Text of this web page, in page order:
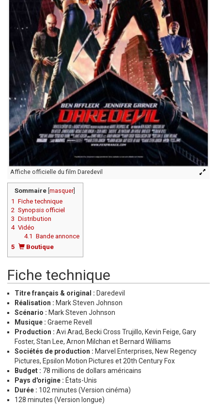
Affiche officielle du film Daredevil
Sommaire[ masquer]
1 Fiche technique
2 Synopsis officiel
3 Distribution
4 Vidéo
4.1 Bande annonce
5
Boutique
Fiche technique
Titre français & original : Daredevil
Réalisation : Mark Steven Johnson
Scénario : Mark Steven Johnson
Musique : Graeme Revell
Production : Avi Arad, Becki Cross Trujillo, Kevin Feige, Gary
Foster, Stan Lee, Arnon Milchan et Bernard Williams
Sociétés de production : Marvel Enterprises, New Regency
Pictures, Epsilon Motion Pictures et 20th Century Fox
Budget : 78 millions de dollars américains
Pays d'origine : États-Unis
Durée : 102 minutes (Version cinéma)
128 minutes (Version longue)